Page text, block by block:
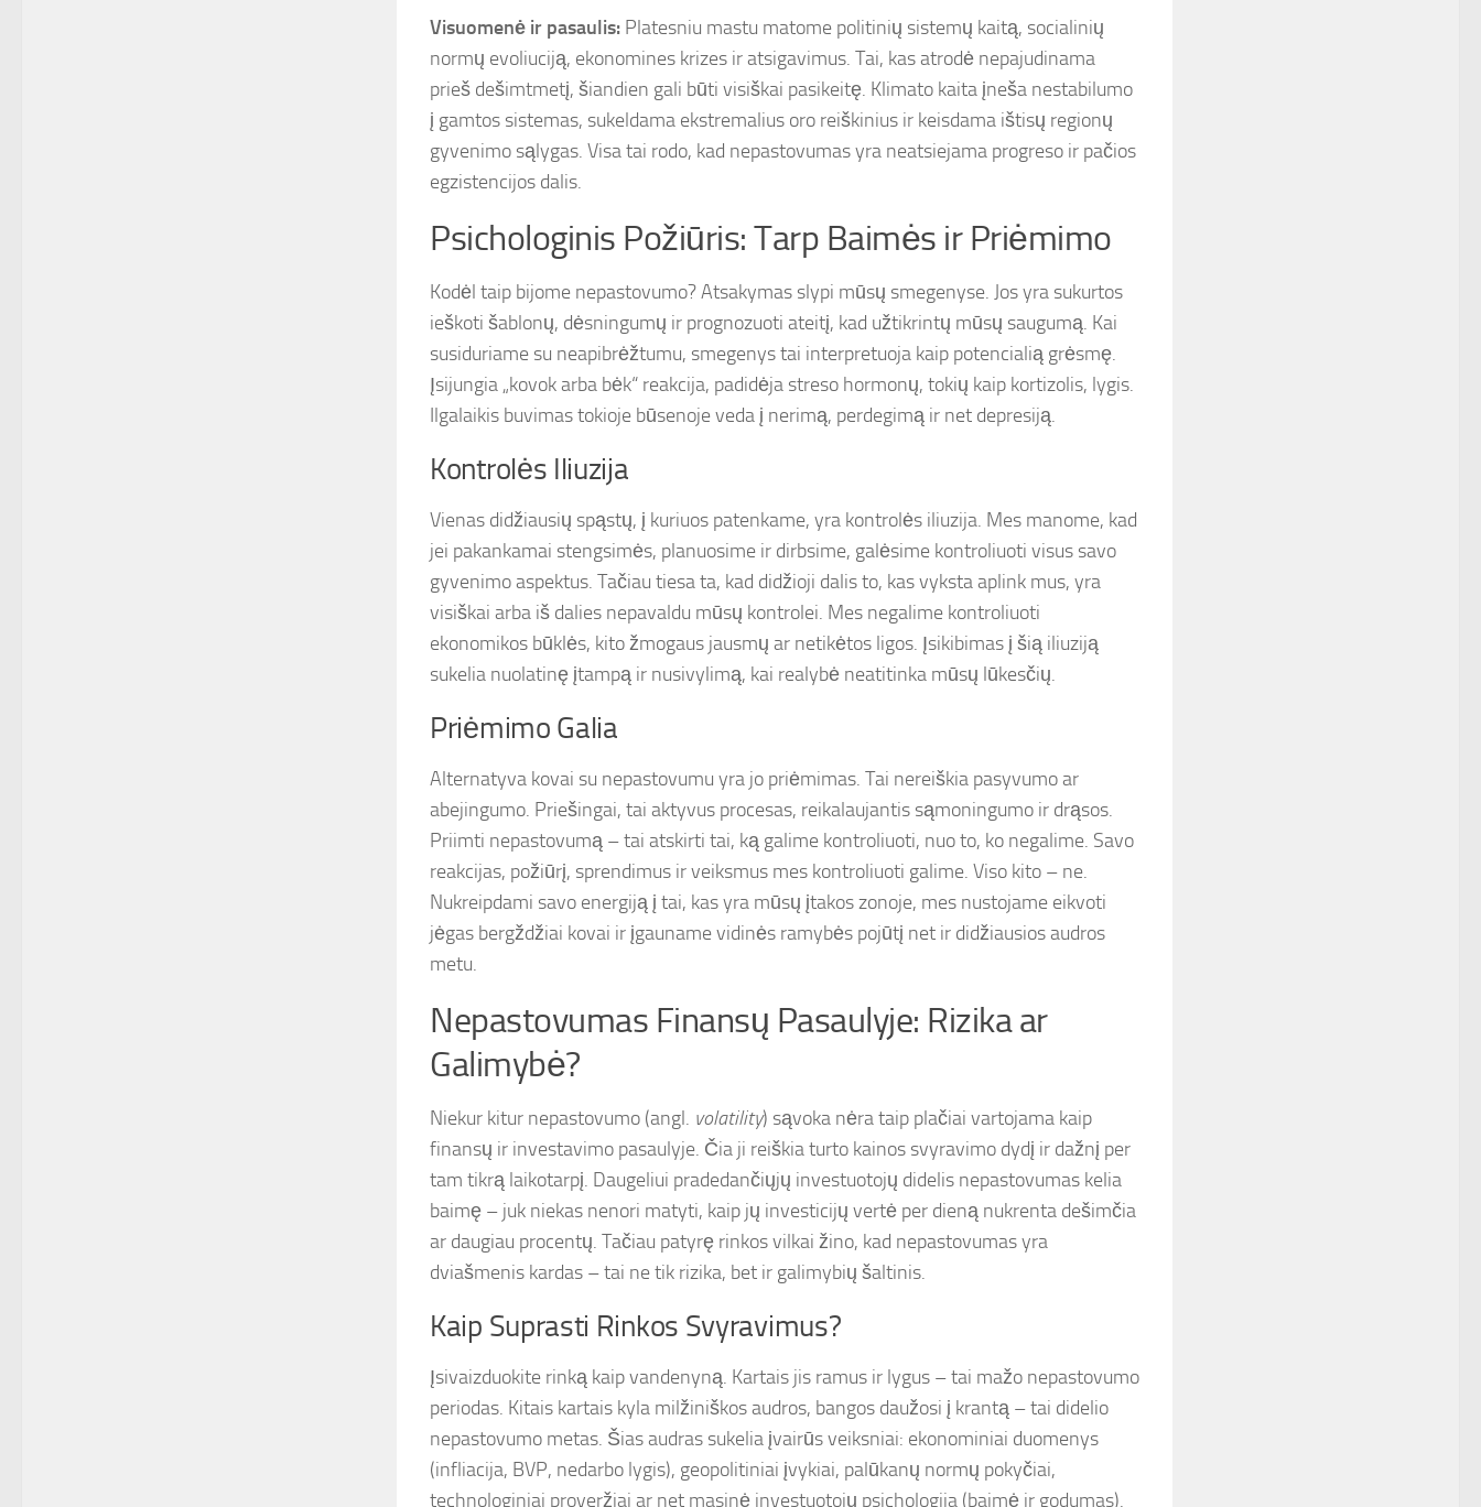
Visuomenė ir pasaulis: Platesniu mastu matome politinių sistemų kaitą, socialinių
normų evoliuciją, ekonomines krizes ir atsigavimus. Tai, kas atrodė nepajudinama
prieš dešimtmetį, šiandien gali būti visiškai pasikeitę. Klimato kaita įneša nestabilumo
į gamtos sistemas, sukeldama ekstremalius oro reiškinius ir keisdama ištisų regionų
gyvenimo sąlygas. Visa tai rodo, kad nepastovumas yra neatsiejama progreso ir pačios
egzistencijos dalis.
Psichologinis Požiūris: Tarp Baimės ir Priėmimo
Kodėl taip bijome nepastovumo? Atsakymas slypi mūsų smegenyse. Jos yra sukurtos
ieškoti šablonų, dėsningumų ir prognozuoti ateitį, kad užtikrintų mūsų saugumą. Kai
susiduriame su neapibrėžtumu, smegenys tai interpretuoja kaip potencialią grėsmę.
Įsijungia „kovok arba bėk“ reakcija, padidėja streso hormonų, tokių kaip kortizolis, lygis.
Ilgalaikis buvimas tokioje būsenoje veda į nerimą, perdegimą ir net depresiją.
Kontrolės Iliuzija
Vienas didžiausių spąstų, į kuriuos patenkame, yra kontrolės iliuzija. Mes manome, kad
jei pakankamai stengsimės, planuosime ir dirbsime, galėsime kontroliuoti visus savo
gyvenimo aspektus. Tačiau tiesa ta, kad didžioji dalis to, kas vyksta aplink mus, yra
visiškai arba iš dalies nepavaldu mūsų kontrolei. Mes negalime kontroliuoti
ekonomikos būklės, kito žmogaus jausmų ar netikėtos ligos. Įsikibimas į šią iliuziją
sukelia nuolatinę įtampą ir nusivylimą, kai realybė neatitinka mūsų lūkesčių.
Priėmimo Galia
Alternatyva kovai su nepastovumu yra jo priėmimas. Tai nereiškia pasyvumo ar
abejingumo. Priešingai, tai aktyvus procesas, reikalaujantis sąmoningumo ir drąsos.
Priimti nepastovumą – tai atskirti tai, ką galime kontroliuoti, nuo to, ko negalime. Savo
reakcijas, požiūrį, sprendimus ir veiksmus mes kontroliuoti galime. Viso kito – ne.
Nukreipdami savo energiją į tai, kas yra mūsų įtakos zonoje, mes nustojame eikvoti
jėgas bergždžiai kovai ir įgauname vidinės ramybės pojūtį net ir didžiausios audros
metu.
Nepastovumas Finansų Pasaulyje: Rizika ar
Galimybė?
Niekur kitur nepastovumo (angl. volatility) sąvoka nėra taip plačiai vartojama kaip
finansų ir investavimo pasaulyje. Čia ji reiškia turto kainos svyravimo dydį ir dažnį per
tam tikrą laikotarpį. Daugeliui pradedančiųjų investuotojų didelis nepastovumas kelia
baimę – juk niekas nenori matyti, kaip jų investicijų vertė per dieną nukrenta dešimčia
ar daugiau procentų. Tačiau patyrę rinkos vilkai žino, kad nepastovumas yra
dviašmenis kardas – tai ne tik rizika, bet ir galimybių šaltinis.
Kaip Suprasti Rinkos Svyravimus?
Įsivaizduokite rinką kaip vandenyną. Kartais jis ramus ir lygus – tai mažo nepastovumo
periodas. Kitais kartais kyla milžiniškos audros, bangos daužosi į krantą – tai didelio
nepastovumo metas. Šias audras sukelia įvairūs veiksniai: ekonominiai duomenys
(infliacija, BVP, nedarbo lygis), geopolitiniai įvykiai, palūkanų normų pokyčiai,
technologiniai proveržiai ar net masinė investuotojų psichologija (baimė ir godumas).